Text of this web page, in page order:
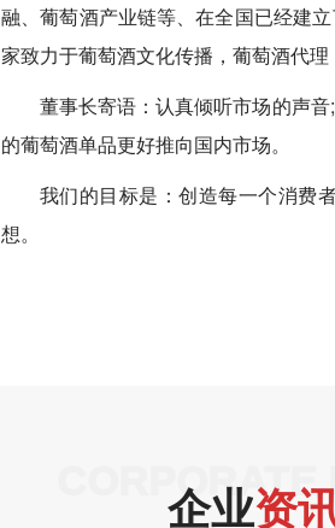
融、葡萄酒产业链等、在全国已经建
家致力于葡萄酒文化传播，葡萄酒代
董事长寄语：认真倾听市场的声
的葡萄酒单品更好推向国内市场。
我们的目标是：创造每一个消费
想。
CORPORATE
企业资